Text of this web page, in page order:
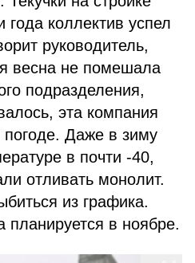
года коллектив успел
руководитель,
весна не помешала
подразделения,
эта компания
Даже в зиму
в почти -40,
отливать монолит.
из графика.
планируется в ноябре.